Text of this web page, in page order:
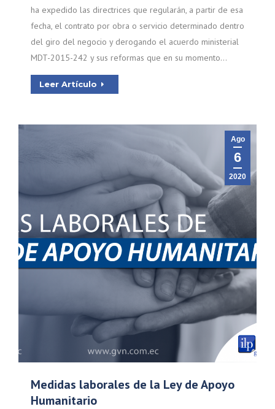
ha expedido las directrices que regularán, a partir de esa
fecha, el contrato por obra o servicio determinado dentro
del giro del negocio y derogando el acuerdo ministerial
MDT-2015-242 y sus reformas que en su momento…
Leer Artículo
Ago
6
2020
Medidas laborales de la Ley de Apoyo
Humanitario